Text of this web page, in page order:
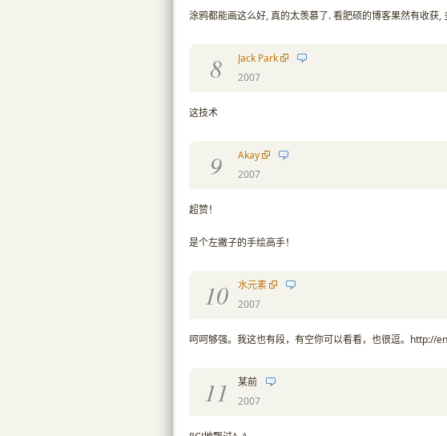
涂鸦都能画这么好, 真的太羡慕了. 看肥硕的博客果然有收获,
8
Jack Park
2007
这技术
9
Akay
2007
超赞！
是个左撇子的手绘高手！
10
水元素
2007
呵呵够强。我这也有段，有空你可以看看，也很逗。http://
11
某前
2007